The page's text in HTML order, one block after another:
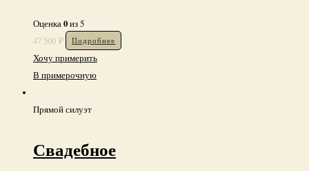
Оценка0из 5
47 500 ₽ Подробнее
Хочу примерить
В примерочную
Прямой силуэт
Свадебное